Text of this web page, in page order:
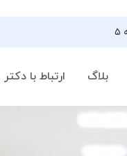
بلاگ ارتباط با دکتر